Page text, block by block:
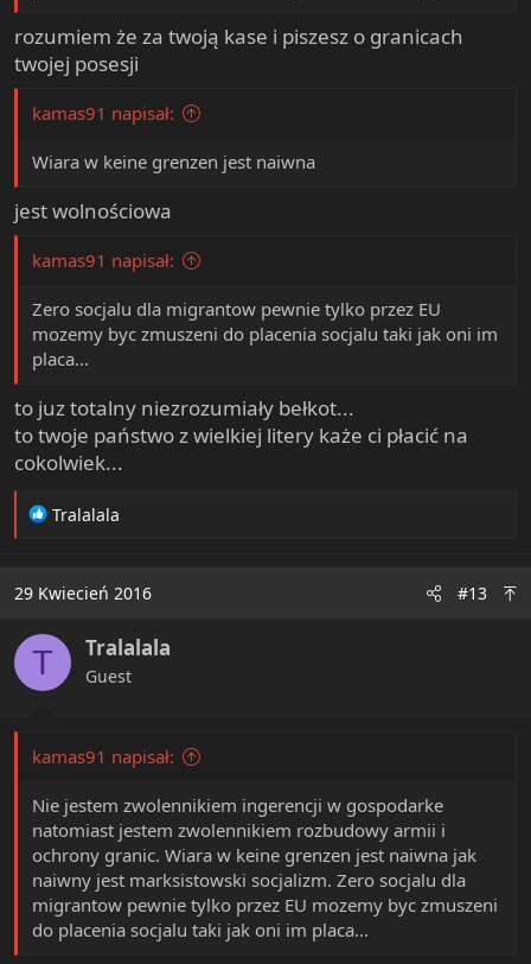
rozumiem że za twoją kase i piszesz o granicach
twojej posesji
kamas91 napisał:
Wiara w keine grenzen jest naiwna
jest wolnościowa
kamas91 napisał:
Zero socjalu dla migrantow pewnie tylko przez EU
mozemy byc zmuszeni do placenia socjalu taki jak oni im
placa...
to juz totalny niezrozumiały bełkot...
to twoje państwo z wielkiej litery każe ci płacić na
cokolwiek...
R
t
o
s
Tralalala
29 Kwiecień 2016 #13
T Tralalala
Guest
kamas91 napisał:
Nie jestem zwolennikiem ingerencji w gospodarke
natomiast jestem zwolennikiem rozbudowy armii i
ochrony granic. Wiara w keine grenzen jest naiwna jak
naiwny jest marksistowski socjalizm. Zero socjalu dla
migrantow pewnie tylko przez EU mozemy byc zmuszeni
do placenia socjalu taki jak oni im placa...